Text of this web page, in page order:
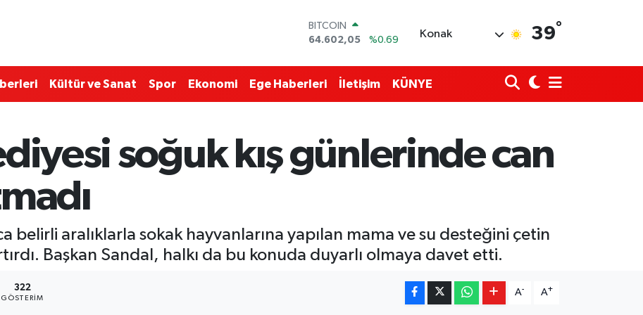
DOLAR
47,5986
%0.06
55,0700
%0.1
STERLİN
BİST100
%48
Konak 39°
Kültür ve Sanat Spor Ekonomi Ege Haberleri İletişim KÜNYE
soğuk kış günlerinde can
belirli aralıklarla sokak hayvanlarına yapılan mama ve su desteğini çetin
Başkan Sandal, halkı da bu konuda duyarlı olmaya davet etti.
322
GÖSTERIM
A- A+